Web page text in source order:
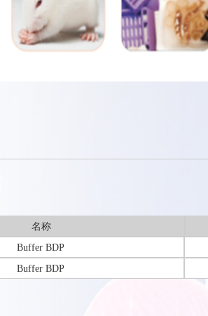
名称
Buffer BDP
Buffer BDP